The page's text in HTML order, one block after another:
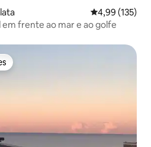
4,99 de uma
4,99 (135)
frente ao mar e ao golfe
dos hóspedes